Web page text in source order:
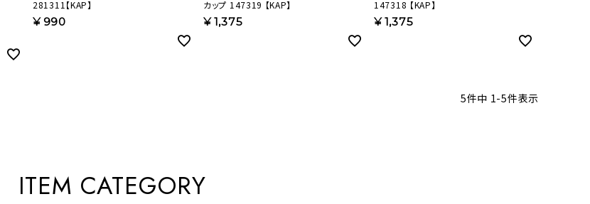
281311【KAP】
¥990
カップ 147319 【KAP】
¥1,375
147318 【KAP】
¥1,375
5件中 1-5件表示
ITEM CATEGORY